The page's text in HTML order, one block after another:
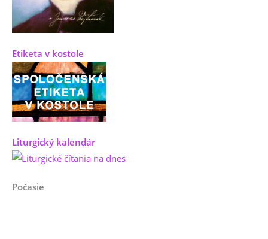
Etiketa v kostole
Liturgický kalendár
Počasie